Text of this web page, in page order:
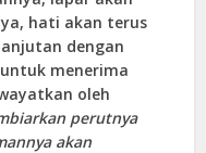
hati akan terus
dengan
menerima
oleh
perutnya
akan